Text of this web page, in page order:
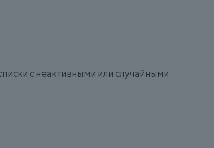
с неактивными или случайными